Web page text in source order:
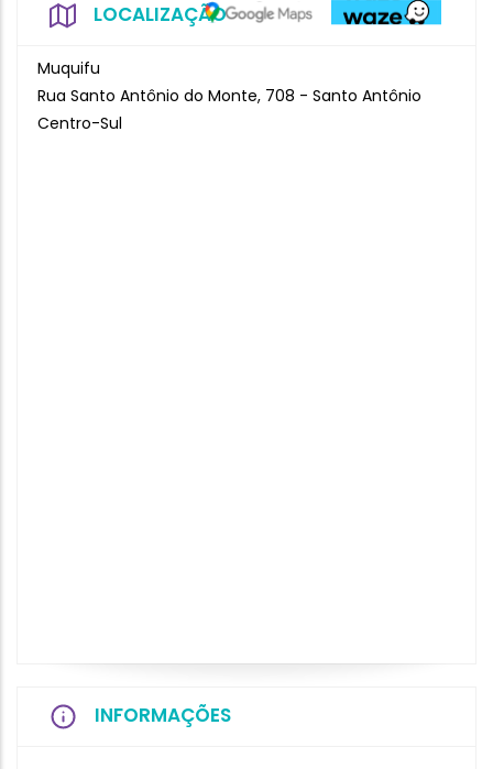
LOCALIZAÇÃO
Muquifu
Rua Santo Antônio do Monte, 708 - Santo Antônio
Centro-Sul
INFORMAÇÕES